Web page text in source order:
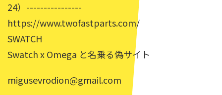
24）----------------
https://www.twofastparts.com/
SWATCH
Swatch x Omega と名乗る偽サイト
migusevrodion@gmail.com